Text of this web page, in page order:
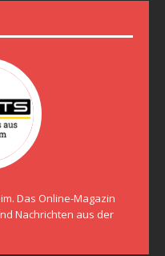
Das Online-Magazin
Nachrichten aus der